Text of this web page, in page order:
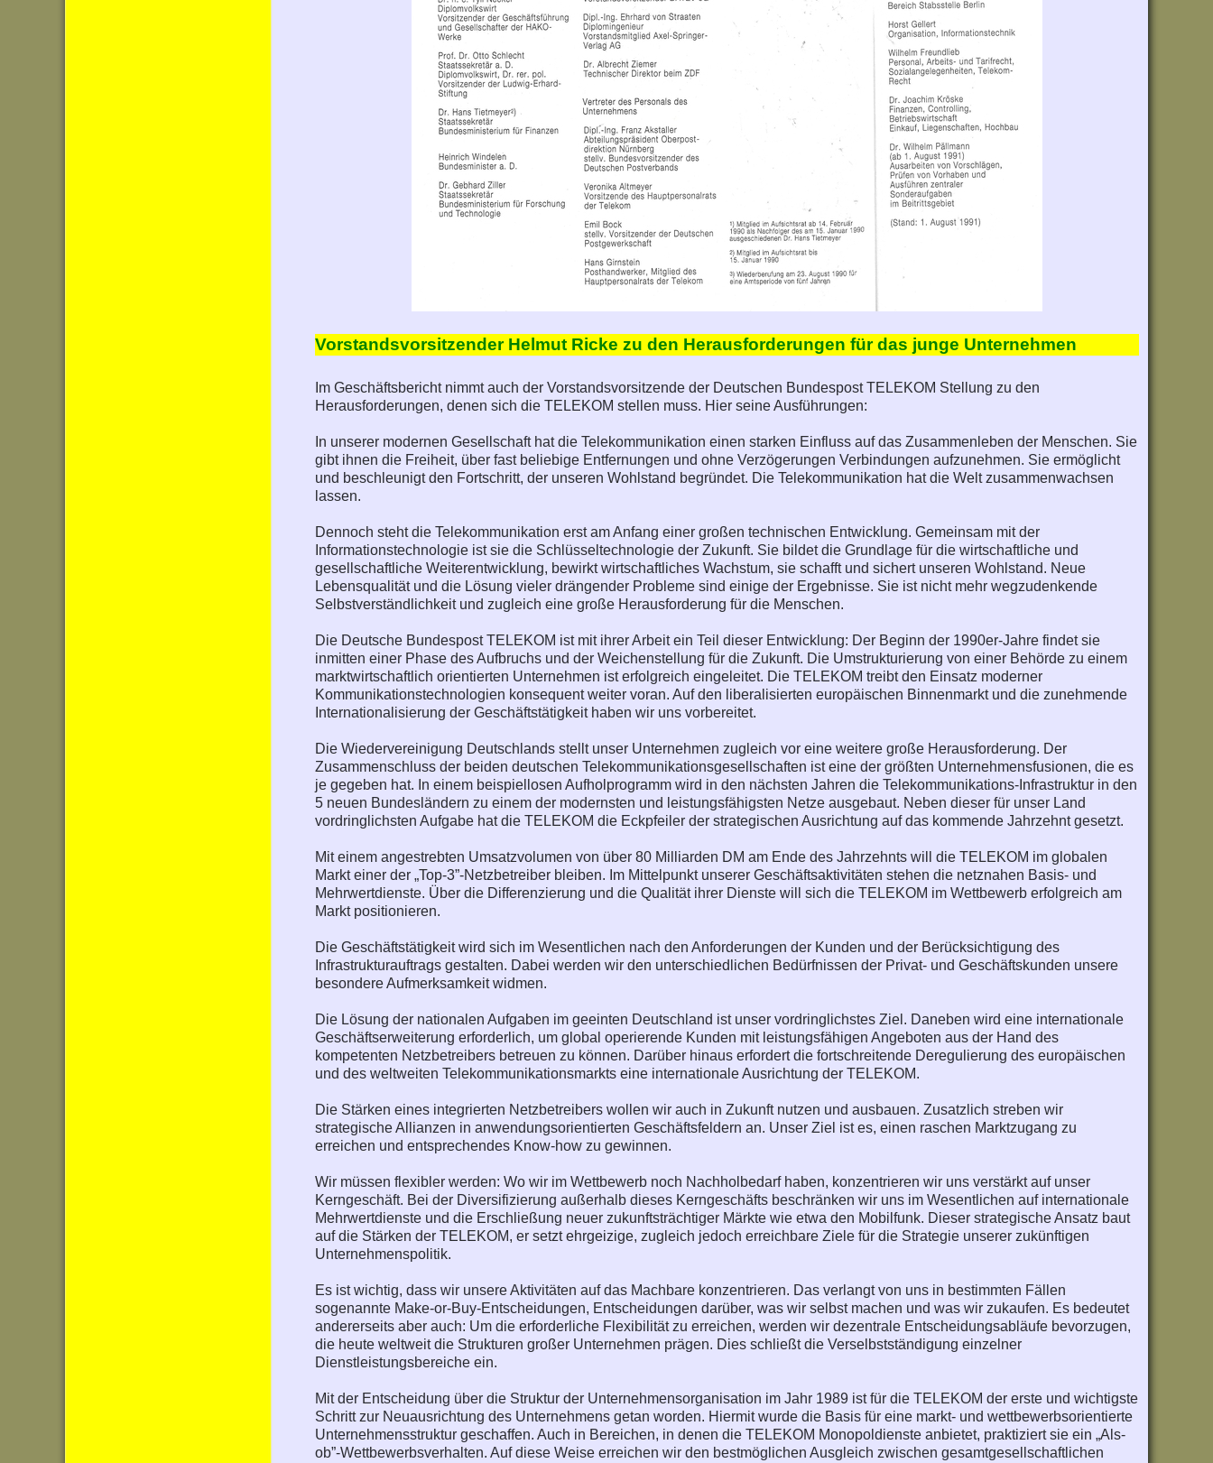
Vorstandsvorsitzender Helmut Ricke zu den Herausforderungen für das junge Unternehmen
Im Geschäftsbericht nimmt auch der Vorstandsvorsitzende der Deutschen Bundespost TELEKOM Stellung zu den
Herausforderungen, denen sich die TELEKOM stellen muss. Hier seine Ausführungen:
In unserer modernen Gesellschaft hat die Telekommunikation einen starken Einfluss auf das Zusammenleben der Menschen. Sie
gibt ihnen die Freiheit, über fast beliebige Entfernungen und ohne Verzögerungen Verbindungen aufzunehmen. Sie ermöglicht
und beschleunigt den Fortschritt, der unseren Wohlstand begründet. Die Telekommunikation hat die Welt zusammenwachsen
lassen.
Dennoch steht die Telekommunikation erst am Anfang einer großen technischen Entwicklung. Gemeinsam mit der
Informationstechnologie ist sie die Schlüsseltechnologie der Zukunft. Sie bildet die Grundlage für die wirtschaftliche und
gesellschaftliche Weiterentwicklung, bewirkt wirtschaftliches Wachstum, sie schafft und sichert unseren Wohlstand. Neue
Lebensqualität und die Lösung vieler drängender Probleme sind einige der Ergebnisse. Sie ist nicht mehr wegzudenkende
Selbstverständlichkeit und zugleich eine große Herausforderung für die Menschen.
Die Deutsche Bundespost TELEKOM ist mit ihrer Arbeit ein Teil dieser Entwicklung: Der Beginn der 1990er-Jahre findet sie
inmitten einer Phase des Aufbruchs und der Weichenstellung für die Zukunft. Die Umstrukturierung von einer Behörde zu einem
marktwirtschaftlich orientierten Unternehmen ist erfolgreich eingeleitet. Die TELEKOM treibt den Einsatz moderner
Kommunikationstechnologien konsequent weiter voran. Auf den liberalisierten europäischen Binnenmarkt und die zunehmende
Internationalisierung der Geschäftstätigkeit haben wir uns vorbereitet.
Die Wiedervereinigung Deutschlands stellt unser Unternehmen zugleich vor eine weitere große Herausforderung. Der
Zusammenschluss der beiden deutschen Telekommunikationsgesellschaften ist eine der größten Unternehmensfusionen, die es
je gegeben hat. In einem beispiellosen Aufholprogramm wird in den nächsten Jahren die Telekommunikations-Infrastruktur in den
5 neuen Bundesländern zu einem der modernsten und leistungsfähigsten Netze ausgebaut. Neben dieser für unser Land
vordringlichsten Aufgabe hat die TELEKOM die Eckpfeiler der strategischen Ausrichtung auf das kommende Jahrzehnt gesetzt.
Mit einem angestrebten Umsatzvolumen von über 80 Milliarden DM am Ende des Jahrzehnts will die TELEKOM im globalen
Markt einer der „Top-3”-Netzbetreiber bleiben. Im Mittelpunkt unserer Geschäftsaktivitäten stehen die netznahen Basis- und
Mehrwertdienste. Über die Differenzierung und die Qualität ihrer Dienste will sich die TELEKOM im Wettbewerb erfolgreich am
Markt positionieren.
Die Geschäftstätigkeit wird sich im Wesentlichen nach den Anforderungen der Kunden und der Berücksichtigung des
Infrastrukturauftrags gestalten. Dabei werden wir den unterschiedlichen Bedürfnissen der Privat- und Geschäftskunden unsere
besondere Aufmerksamkeit widmen.
Die Lösung der nationalen Aufgaben im geeinten Deutschland ist unser vordringlichstes Ziel. Daneben wird eine internationale
Geschäftserweiterung erforderlich, um global operierende Kunden mit leistungsfähigen Angeboten aus der Hand des
kompetenten Netzbetreibers betreuen zu können. Darüber hinaus erfordert die fortschreitende Deregulierung des europäischen
und des weltweiten Telekommunikationsmarkts eine internationale Ausrichtung der TELEKOM.
Die Stärken eines integrierten Netzbetreibers wollen wir auch in Zukunft nutzen und ausbauen. Zusatzlich streben wir
strategische Allianzen in anwendungsorientierten Geschäftsfeldern an. Unser Ziel ist es, einen raschen Marktzugang zu
erreichen und entsprechendes Know-how zu gewinnen.
Wir müssen flexibler werden: Wo wir im Wettbewerb noch Nachholbedarf haben, konzentrieren wir uns verstärkt auf unser
Kerngeschäft. Bei der Diversifizierung außerhalb dieses Kerngeschäfts beschränken wir uns im Wesentlichen auf internationale
Mehrwertdienste und die Erschließung neuer zukunftsträchtiger Märkte wie etwa den Mobilfunk. Dieser strategische Ansatz baut
auf die Stärken der TELEKOM, er setzt ehrgeizige, zugleich jedoch erreichbare Ziele für die Strategie unserer zukünftigen
Unternehmenspolitik.
Es ist wichtig, dass wir unsere Aktivitäten auf das Machbare konzentrieren. Das verlangt von uns in bestimmten Fällen
sogenannte Make-or-Buy-Entscheidungen, Entscheidungen darüber, was wir selbst machen und was wir zukaufen. Es bedeutet
andererseits aber auch: Um die erforderliche Flexibilität zu erreichen, werden wir dezentrale Entscheidungsabläufe bevorzugen,
die heute weltweit die Strukturen großer Unternehmen prägen. Dies schließt die Verselbstständigung einzelner
Dienstleistungsbereiche ein.
Mit der Entscheidung über die Struktur der Unternehmensorganisation im Jahr 1989 ist für die TELEKOM der erste und wichtigste
Schritt zur Neuausrichtung des Unternehmens getan worden. Hiermit wurde die Basis für eine markt- und wettbewerbsorientierte
Unternehmensstruktur geschaffen. Auch in Bereichen, in denen die TELEKOM Monopoldienste anbietet, praktiziert sie ein „Als-
ob”-Wettbewerbsverhalten. Auf diese Weise erreichen wir den bestmöglichen Ausgleich zwischen gesamtgesellschaftlichen